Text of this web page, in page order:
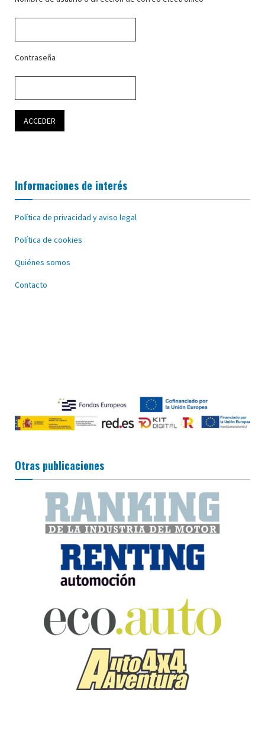
Contraseña
Informaciones de interés
Política de privacidad y aviso legal
Política de cookies
Quiénes somos
Contacto
Otras publicaciones